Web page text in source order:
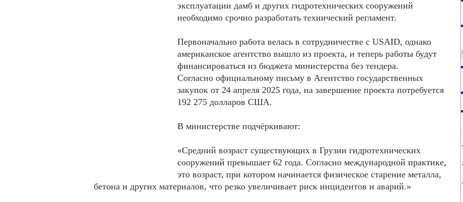
эксплуатации дамб и других гидротехнических сооружений
необходимо срочно разработать технический регламент.
Первоначально работа велась в сотрудничестве с USAID, однако
американское агентство вышло из проекта, и теперь работы будут
финансироваться из бюджета министерства без тендера.
Согласно официальному письму в Агентство государственных
закупок от 24 апреля 2025 года, на завершение проекта потребуется
192 275 долларов США.
В министерстве подчёркивают:
«Средний возраст существующих в Грузии гидротехнических
сооружений превышает 62 года. Согласно международной практике,
это возраст, при котором начинается физическое старение металла,
бетона и других материалов, что резко увеличивает риск инцидентов и аварий.»